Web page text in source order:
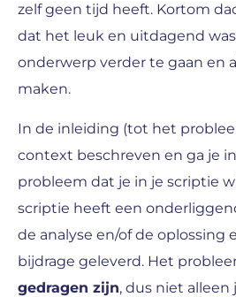
zelf geen tijd heeft. Kortom
dat het leuk en uitdagend
onderwerp verder te gaan en
maken.
In de inleiding (tot het
context beschreven en ga je
probleem dat je in je scriptie
scriptie heeft een
de analyse en/of de oplossing
bijdrage geleverd. Het
gedragen zijn, dus niet alleen